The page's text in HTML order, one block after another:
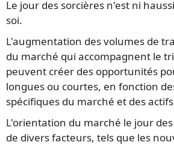
Le jour des sorcières n'est ni
soi.
L'augmentation des volumes de
du marché qui accompagnent le
peuvent créer des opportunités
longues ou courtes, en fonction
spécifiques du marché et des
L'orientation du marché le jour
de divers facteurs, tels que les